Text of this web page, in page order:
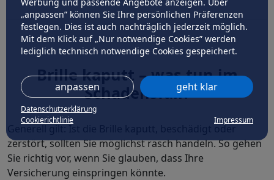
„anpassen” können Sie Ihre persönlichen Präferenzen
festlegen. Dies ist auch nachträglich jederzeit möglich.
Mit dem Klick auf „Nur notwendige Cookies” werden
lediglich technisch notwendige Cookies gespeichert.
anpassen geht klar
Datenschutzerklärung
Cookierichtlinie
Impressum
Brille kaputt – was tun im
Schadensfall?
Generell gilt: Ist die Brille kaputt, beschädigt oder
zerstört, sollten Sie möglichst rasch handeln. So gehen
Sie richtig vor, wenn Sie glauben, dass Ihre
Versicherung einspringen könnte.